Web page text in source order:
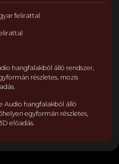
felirattal
hangfalakból álló rendszer,
részletes, mozis
Audio hangfalakból álló
egyformán részletes,
előadás.